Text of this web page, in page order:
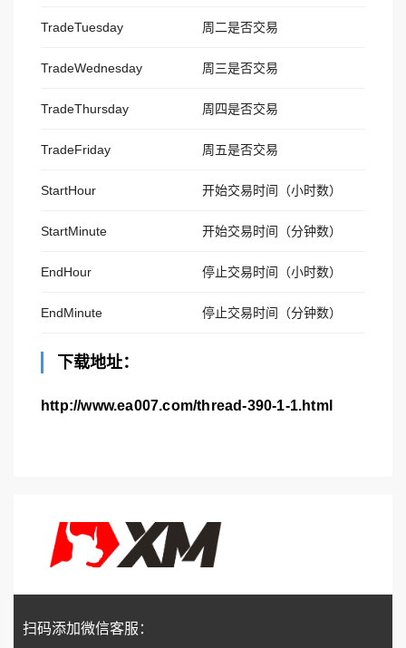
TradeTuesday 周二是否交易
TradeWednesday 周三是否交易
TradeThursday 周四是否交易
TradeFriday 周五是否交易
StartHour 开始交易时间（小时数）
StartMinute 开始交易时间（分钟数）
EndHour 停止交易时间（小时数）
EndMinute 停止交易时间（分钟数）
下载地址：
http://www.ea007.com/thread-390-1-1.html
扫码添加微信客服：